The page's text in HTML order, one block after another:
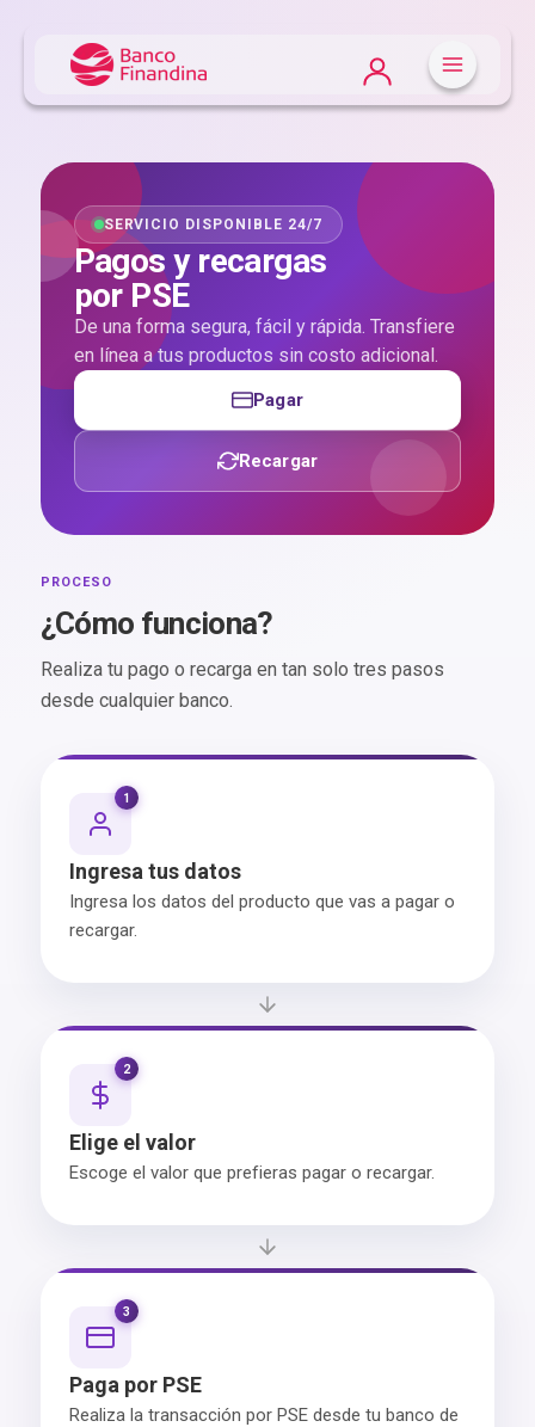
SERVICIO DISPONIBLE 24/7
Pagos y recargas
por PSE
De una forma segura, fácil y rápida. Transfiere
en línea a tus productos sin costo adicional.
Pagar
Recargar
PROCESO
¿Cómo funciona?
Realiza tu pago o recarga en tan solo tres pasos
desde cualquier banco.
1
Ingresa tus datos
Ingresa los datos del producto que vas a pagar o
recargar.
2
Elige el valor
Escoge el valor que prefieras pagar o recargar.
3
Paga por PSE
Realiza la transacción por PSE desde tu banco de